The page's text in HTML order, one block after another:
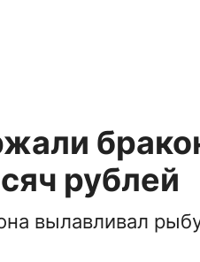
рублей
вылавливал